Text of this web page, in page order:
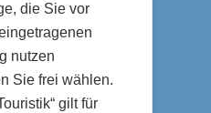
die Sie vor
nutzen
Sie frei wählen.
gilt für